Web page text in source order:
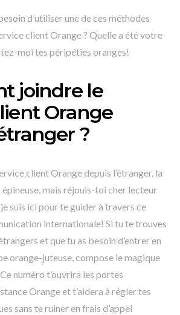
d’utiliser une de ces méthodes
client Orange ? Quelle a été votre
moi tes péripéties oranges!
joindre le
Orange
?
client Orange depuis l’étranger, la
mais réjouis-toi cher lecteur
suis ici pour te guider à travers ce
internationale! Si tu te trouves
et que tu as besoin d’entrer en
orange-juteuse, compose le magique
numéro t’ouvrira les portes
Orange et t’aidera à régler tes
sans te ruiner en frais d’appel